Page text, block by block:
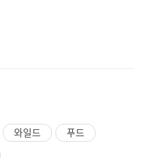
와일드
푸드